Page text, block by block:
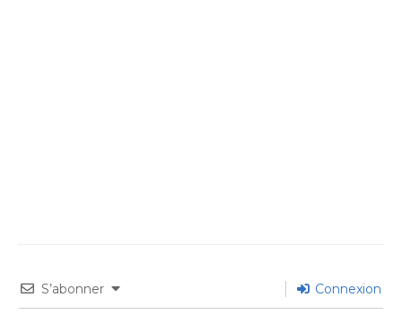
S’abonner Connexion